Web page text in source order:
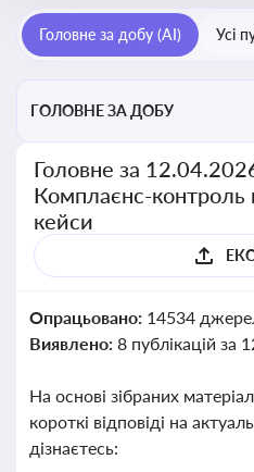
Головне за добу (AI) Усі
ГОЛОВНЕ ЗА ДОБУ
Головне за
Комплаєнс-контроль
кейси
Опрацьовано: 14534
Виявлено: 8 публікацій за
На основі зібраних
короткі відповіді на
дізнаєтесь: